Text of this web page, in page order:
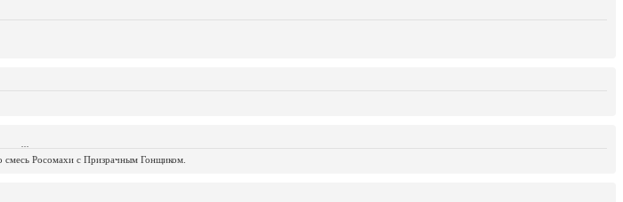
смесь Росомахи с Призрачным Гонщиком.